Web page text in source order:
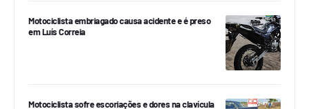
Motociclista embriagado causa acidente e é preso
em Luís Correia
Motociclista sofre escoriações e dores na clavícula